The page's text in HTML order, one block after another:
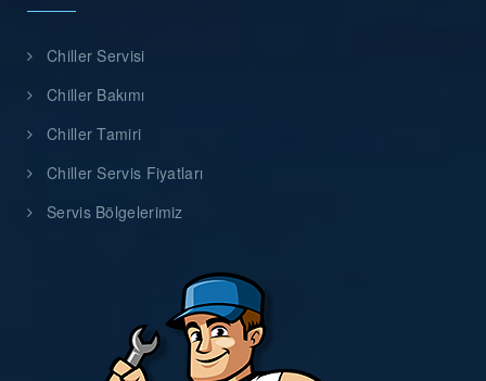
Chiller Servisi
Chiller Bakımı
Chiller Tamiri
Chiller Servis Fiyatları
Servis Bölgelerimiz